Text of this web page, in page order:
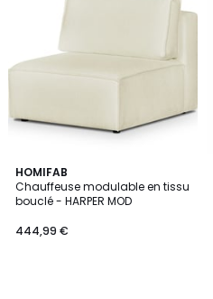
HOMIFAB
Chauffeuse modulable en tissu
bouclé - HARPER MOD
444,99 €